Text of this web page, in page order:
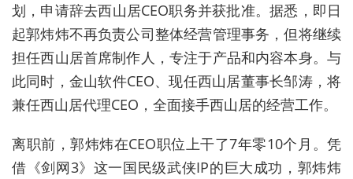
划，申请辞去西山居CEO职务并获批准。据悉，即日
起郭炜炜不再负责公司整体经营管理事务，但将继续
担任西山居首席制作人，专注于产品和内容本身。与
此同时，金山软件CEO、现任西山居董事长邹涛，将
兼任西山居代理CEO ，全面接手西山居的经营工作。
离职前，郭炜炜在CEO职位上干了7年零10个月。凭
借《剑网3》这一国民级武侠IP的巨大成功，郭炜炜